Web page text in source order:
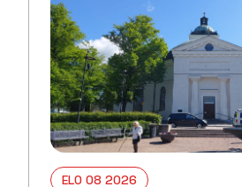
ELO 08 2026